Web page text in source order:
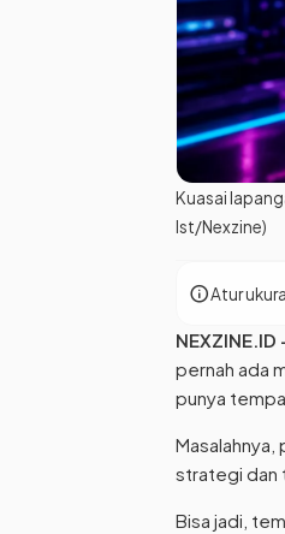
Kuasai
Ist/Nexzine)
infoAtur
NEXZINE.ID
pernah ada
punya
Masalahnya,
strategi dan
Bisa jadi,